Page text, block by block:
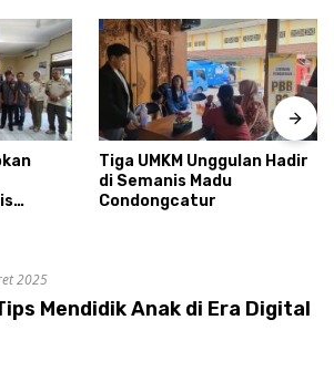
Tiga UMKM Unggulan Hadir
di Semanis Madu
Condongcatur
2025
Mendidik Anak di Era Digital